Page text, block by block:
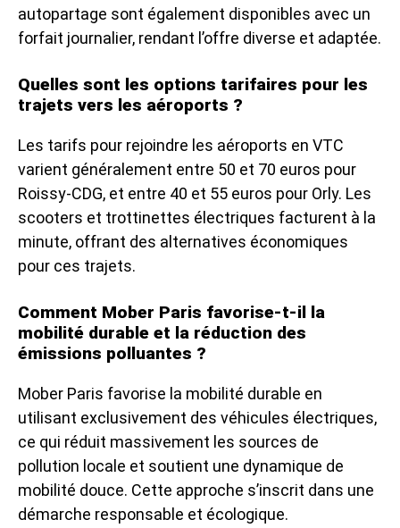
autopartage sont également disponibles avec un
forfait journalier, rendant l’offre diverse et adaptée.
Quelles sont les options tarifaires pour les
trajets vers les aéroports ?
Les tarifs pour rejoindre les aéroports en VTC
varient généralement entre 50 et 70 euros pour
Roissy-CDG, et entre 40 et 55 euros pour Orly. Les
scooters et trottinettes électriques facturent à la
minute, offrant des alternatives économiques
pour ces trajets.
Comment Mober Paris favorise-t-il la
mobilité durable et la réduction des
émissions polluantes ?
Mober Paris favorise la mobilité durable en
utilisant exclusivement des véhicules électriques,
ce qui réduit massivement les sources de
pollution locale et soutient une dynamique de
mobilité douce. Cette approche s’inscrit dans une
démarche responsable et écologique.